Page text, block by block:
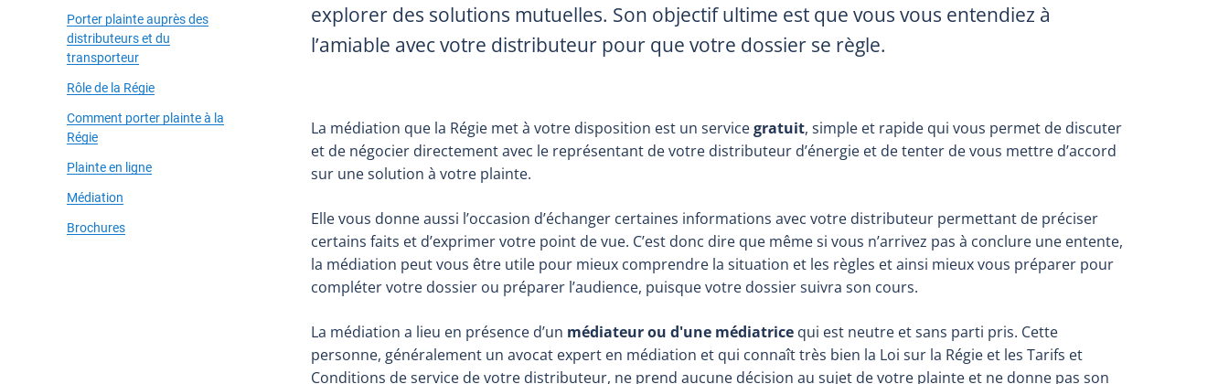
Porter plainte auprès des
distributeurs et du
transporteur
Rôle de la Régie
Comment porter plainte à la
Régie
Plainte en ligne
Médiation
Brochures
explorer des solutions mutuelles. Son objectif ultime est que vous vous entendiez à
l’amiable avec votre distributeur pour que votre dossier se règle.
La médiation que la Régie met à votre disposition est un servicegratuit, simple et rapide qui vous permet de discuter
et de négocier directement avec le représentant de votre distributeur d’énergie et de tenter de vous mettre d’accord
sur une solution à votre plainte.
Elle vous donne aussi l’occasion d’échanger certaines informations avec votre distributeur permettant de préciser
certains faits et d’exprimer votre point de vue. C’est donc dire que même si vous n’arrivez pas à conclure une entente,
la médiation peut vous être utile pour mieux comprendre la situation et les règles et ainsi mieux vous préparer pour
compléter votre dossier ou préparer l’audience, puisque votre dossier suivra son cours.
La médiation a lieu en présence d’un médiateur ou d'une médiatrice qui est neutre et sans parti pris. Cette
personne, généralement un avocat expert en médiation et qui connaît très bien la Loi sur la Régie et les Tarifs et
Conditions de service de votre distributeur, ne prend aucune décision au sujet de votre plainte et ne donne pas son